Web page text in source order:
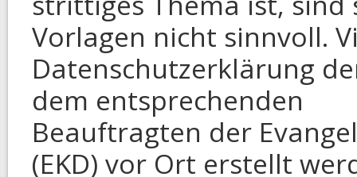
Vorlagen nicht sinnvoll.
Datenschutzerklärung
dem entsprechenden
Beauftragten der
(EKD) vor Ort erstellt